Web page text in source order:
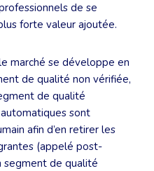
de se
forte valeur ajoutée.
marché se développe en
de qualité non vérifiée,
de qualité
sont
afin d’en retirer les
(appelé post-
segment de qualité